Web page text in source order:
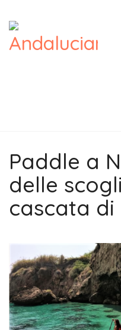
Italiano
Paddle a
delle
cascata di